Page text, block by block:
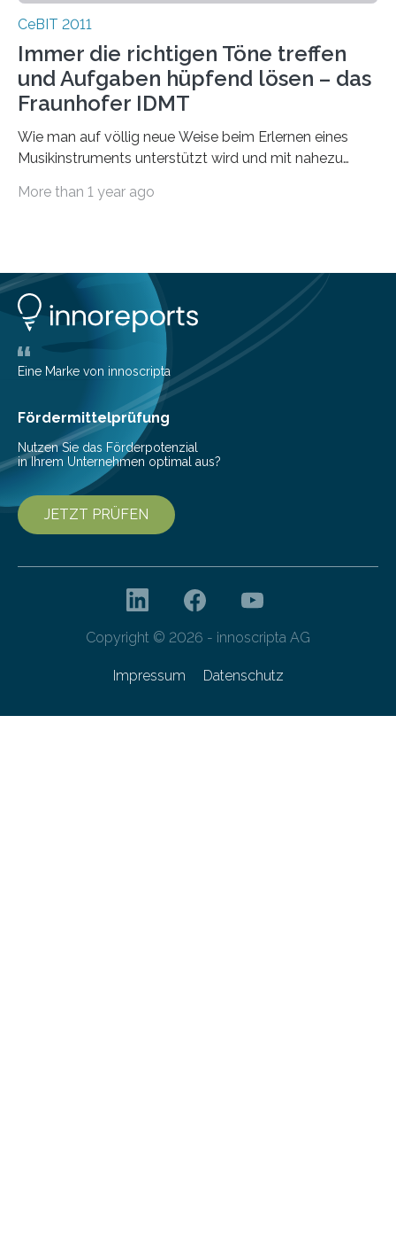
CeBIT 2011
Immer die richtigen Töne treffen
und Aufgaben hüpfend lösen – das
Fraunhofer IDMT
Wie man auf völlig neue Weise beim Erlernen eines
Musikinstruments unterstützt wird und mit nahezu
produzieren…
More than 1 year ago
Eine Marke von innoscripta
Fördermittelprüfung
Nutzen Sie das Förderpotenzial
in Ihrem Unternehmen optimal aus?
JETZT PRÜFEN
Copyright © 2026 - innoscripta AG
Impressum Datenschutz